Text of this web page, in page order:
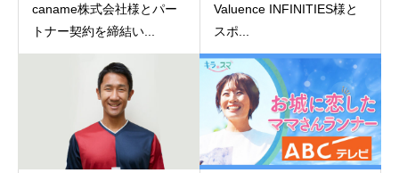
caname株式会社様とパー
トナー契約を締結い...
Valuence INFINITIES様と
スポ...